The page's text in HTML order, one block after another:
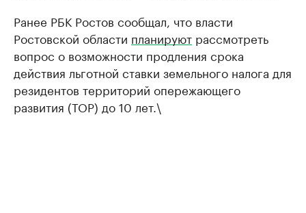
Ранее РБК Ростов сообщал, что власти
Ростовской области планируют рассмотреть
вопрос о возможности продления срока
действия льготной ставки земельного налога для
резидентов территорий опережающего
развития (ТОР) до 10 лет.\